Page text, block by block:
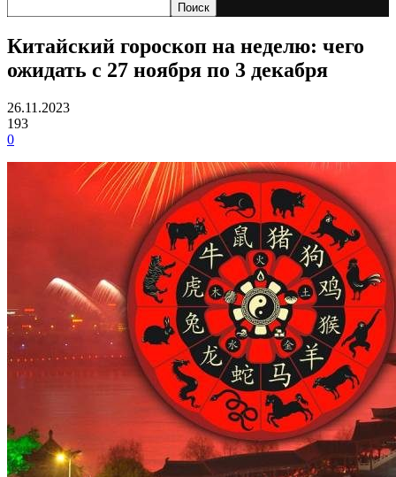
Китайский гороскоп на неделю: чего
ожидать с 27 ноября по 3 декабря
26.11.2023
193
0